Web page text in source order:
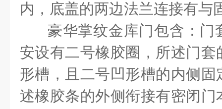
内，底盖的两边法兰连接有与
豪华掌纹金库门包含：门
安设有二号橡胶圈，所述门
形槽，且二号凹形槽的内侧
述橡胶条的外侧衔接有密闭